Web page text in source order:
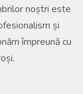
noștri este
și
împreună cu